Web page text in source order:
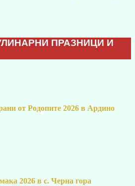
ПРАЗНИЦИ И
от Родопите 2026 в Ардино
2026 в с. Черна гора